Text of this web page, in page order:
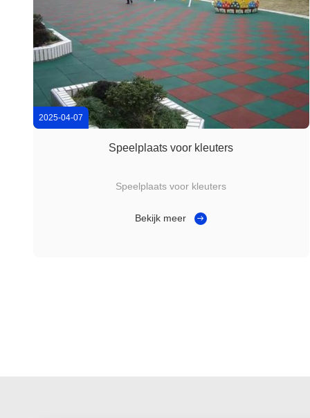
2025-04-07
Speelplaats voor kleuters
Speelplaats voor kleuters
Bekijk meer